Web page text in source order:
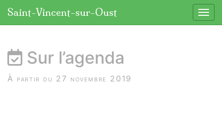
Saint-Vincent-sur-Oust
Sur l’agenda
À partir du 27 novembre 2019
Panneau de gestion des cookies